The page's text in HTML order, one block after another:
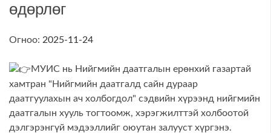
өдөрлөг
Огноо: 2025-11-24
МУИС нь Нийгмийн даатгалын ерөнхий газартай
хамтран "Нийгмийн даатгалд сайн дураар
даатгуулахын ач холбогдол" сэдвийн хүрээнд нийгмийн
даатгалын хууль тогтоомж, хэрэгжилттэй холбоотой
дэлгэрэнгүй мэдээллийг оюутан залууст хүргэнэ.